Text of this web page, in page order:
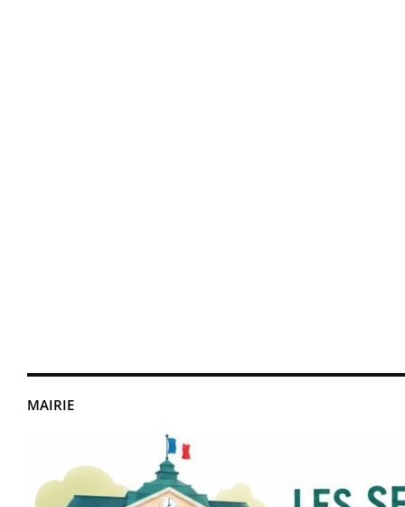
MAIRIE